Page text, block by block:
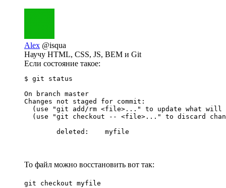
Alex @isqua
Научу HTML, CSS, JS, BEM и Git
Если состояние такое:
$ git status
On branch master
Changes not staged for commit:
(use "git add/rm <file>..." to update what will
(use "git checkout -- <file>..." to discard
	deleted:    myfile
То файл можно восстановить вот так:
git checkout myfile